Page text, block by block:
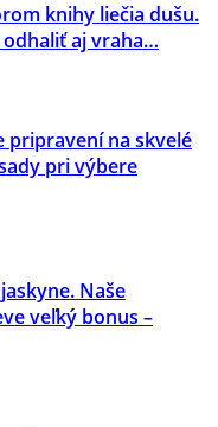
knihy liečia dušu.
aj vraha…
pripravení na skvelé
pri výbere
Naše
veľký bonus –